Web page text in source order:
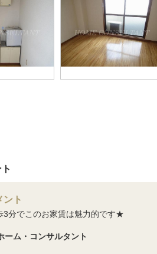
ント
3分でこのお家賃は魅力的です★
ーム・コンサルタント